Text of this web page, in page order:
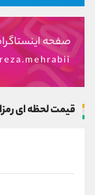
صفحه
قیمت لحظه ای